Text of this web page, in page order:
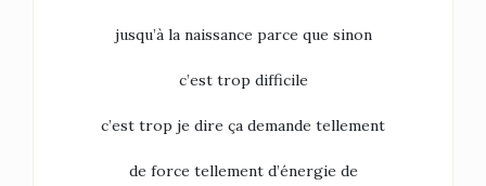
jusqu’à la naissance parce que sinon
c’est trop difficile
c’est trop je dire ça demande tellement
de force tellement d’énergie de